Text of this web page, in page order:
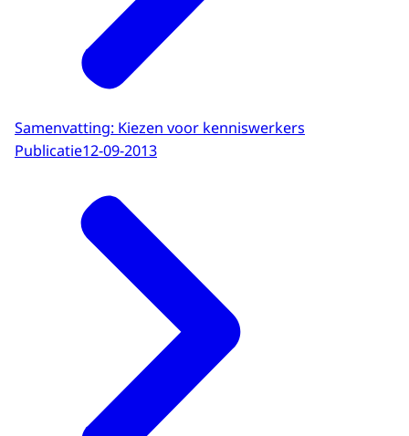
Samenvatting: Kiezen voor kenniswerkers
Publicatie12-09-2013